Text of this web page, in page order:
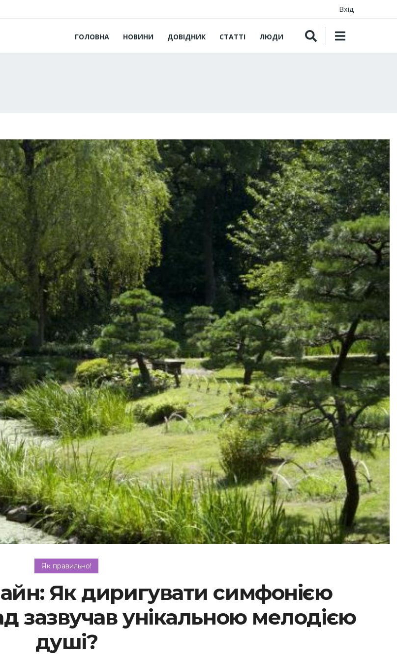
Вхід
ГОЛОВНА НОВИНИ ДОВІДНИК СТАТТІ ЛЮДИ
Як правильно!
Як диригувати симфонією
зазвучав унікальною мелодією
душі?